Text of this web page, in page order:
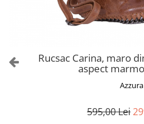
Genți AlbeRucsac Carina, maro
aspect
Azzura
595,00 Lei